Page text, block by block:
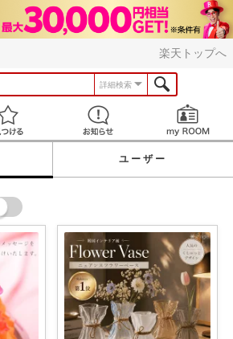
楽天トップへ
詳細検索
見つける お知らせ
ユーザー